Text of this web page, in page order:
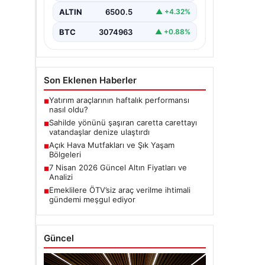
ALTIN 6500.5 ▲ +4.32%
BTC 3074963 ▲ +0.88%
Son Eklenen Haberler
■Yatırım araçlarının haftalık performansı
nasıl oldu?
■Sahilde yönünü şaşıran caretta carettayı
vatandaşlar denize ulaştırdı
■Açık Hava Mutfakları ve Şık Yaşam
Bölgeleri
■7 Nisan 2026 Güncel Altın Fiyatları ve
Analizi
■Emeklilere ÖTV’siz araç verilme ihtimali
gündemi meşgul ediyor
Güncel